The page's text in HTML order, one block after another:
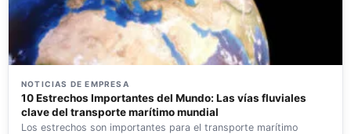
NOTICIAS DE EMPRESA
10 Estrechos Importantes del Mundo: Las vías fluviales
clave del transporte marítimo mundial
Los estrechos son importantes para el transporte marítimo